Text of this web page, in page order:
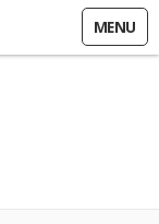
MENU